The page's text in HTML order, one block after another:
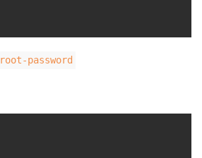
root-password